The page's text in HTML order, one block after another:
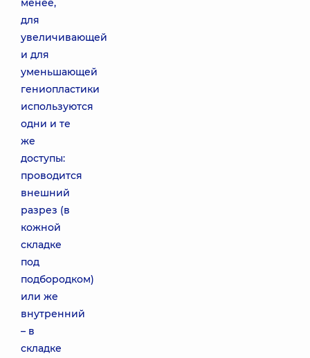
менее,
для
увеличивающей
и для
уменьшающей
гениопластики
используются
одни и те
же
доступы:
проводится
внешний
разрез (в
кожной
складке
под
подбородком)
или же
внутренний
– в
складке